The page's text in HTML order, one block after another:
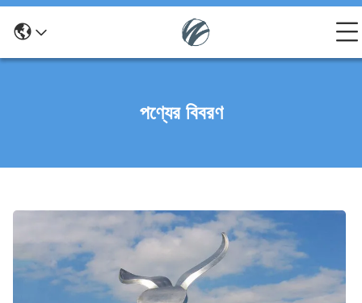
পণ্যের বিবরণ